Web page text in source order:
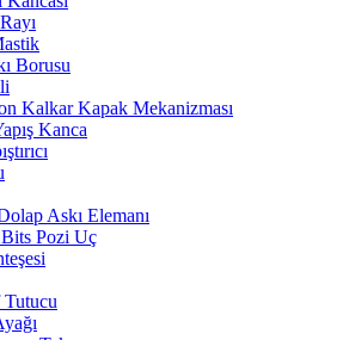
Borusu
Kalkar Kapak Mekanizması
Kanca
Askı Elemanı
Pozi Uç